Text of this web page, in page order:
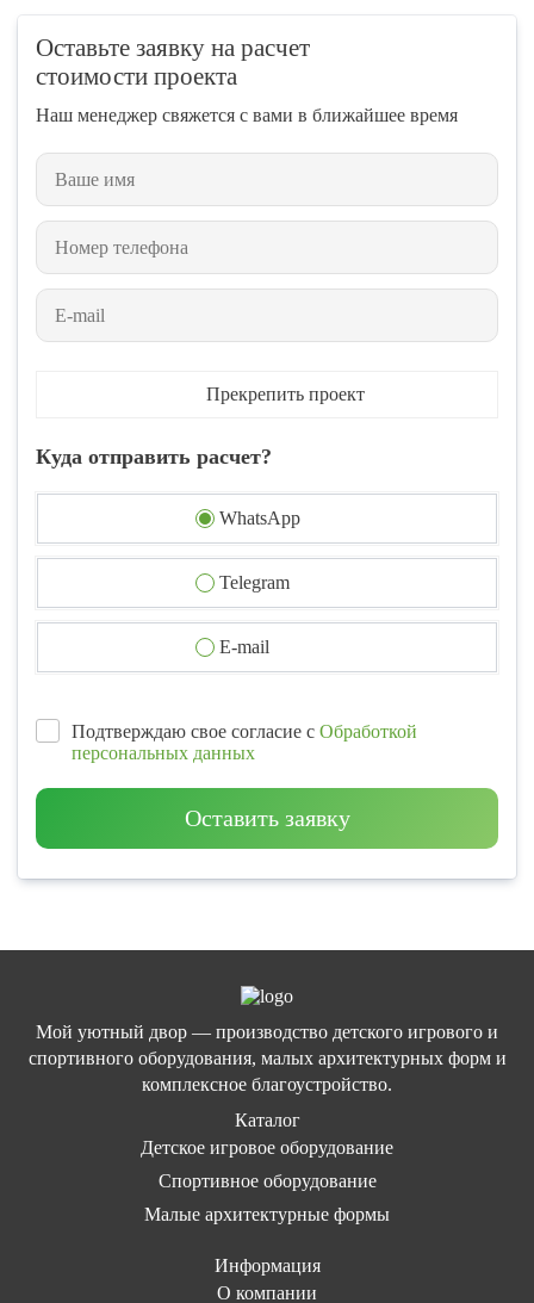
Оставьте заявку на расчет
стоимости проекта
Наш менеджер свяжется с вами в ближайшее время
Прекрепить проект
Куда отправить расчет?
WhatsApp
Telegram
E-mail
Подтверждаю свое согласие с Обработкой
персональных данных
Оставить заявку
Мой уютный двор — производство детского игрового и
спортивного оборудования, малых архитектурных форм и
комплексное благоустройство.
Каталог
Детское игровое оборудование
Спортивное оборудование
Малые архитектурные формы
Информация
О компании